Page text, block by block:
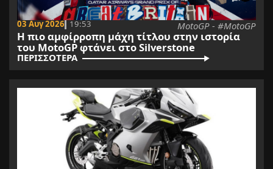
03 Αυγ 2026 19:53 MotoGP - #MotoGP
H πιο αμφίρροπη μάχη τίτλου στην ιστορία
του MotoGP φτάνει στο Silverstone
ΠΕΡΙΣΣΟΤΕΡΑ